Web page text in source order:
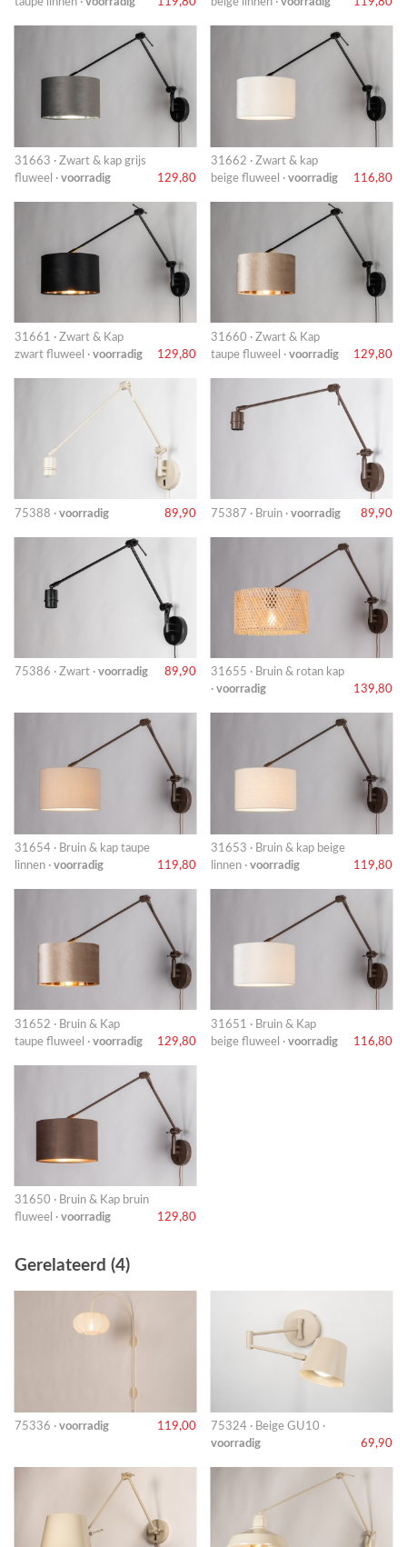
31663 · Zwart & kap grijs
fluweel · voorradig 129,80
31662 · Zwart & kap
beige fluweel · voorradig 116,80
31661 · Zwart & Kap
zwart fluweel · voorradig 129,80
31660 · Zwart & Kap
taupe fluweel · voorradig 129,80
75388 · voorradig 89,90 75387 · Bruin · voorradig 89,90
75386 · Zwart · voorradig 89,90
31655 · Bruin & rotan kap
· voorradig 139,80
31654 · Bruin & kap taupe
linnen · voorradig 119,80
31653 · Bruin & kap beige
linnen · voorradig 119,80
31652 · Bruin & Kap
taupe fluweel · voorradig 129,80
31651 · Bruin & Kap
beige fluweel · voorradig 116,80
31650 · Bruin & Kap bruin
fluweel · voorradig 129,80
Gerelateerd (4)
75336 · voorradig 119,00
75324 · Beige GU10 ·
voorradig
69,90